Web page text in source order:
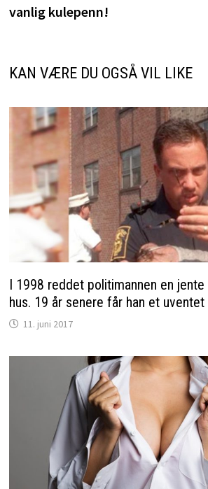
vanlig kulepenn!
KAN VÆRE DU OGSÅ VIL LIKE
I 1998 reddet politimannen en
hus. 19 år senere får han et uventet
11. juni 2017